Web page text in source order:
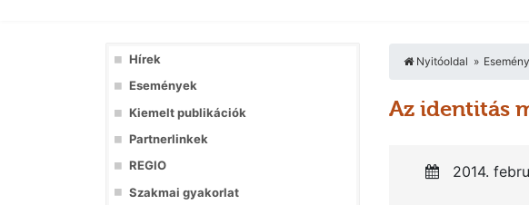
Hírek
Események
Kiemelt publikációk
Partnerlinkek
REGIO
Szakmai gyakorlat
Nyitóoldal
Az identitás
2014.